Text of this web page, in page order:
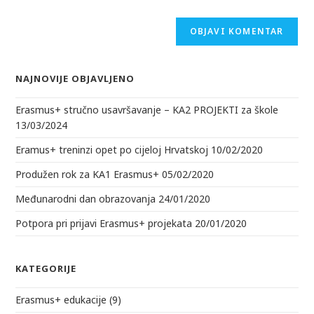
NAJNOVIJE OBJAVLJENO
Erasmus+ stručno usavršavanje – KA2 PROJEKTI za škole
13/03/2024
Eramus+ treninzi opet po cijeloj Hrvatskoj 10/02/2020
Produžen rok za KA1 Erasmus+ 05/02/2020
Međunarodni dan obrazovanja 24/01/2020
Potpora pri prijavi Erasmus+ projekata 20/01/2020
KATEGORIJE
Erasmus+ edukacije (9)